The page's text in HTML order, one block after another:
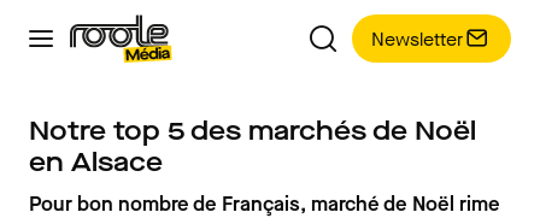
Newsletter
Notre top 5 des marchés de Noël
en Alsace
Pour bon nombre de Français, marché de Noël rime